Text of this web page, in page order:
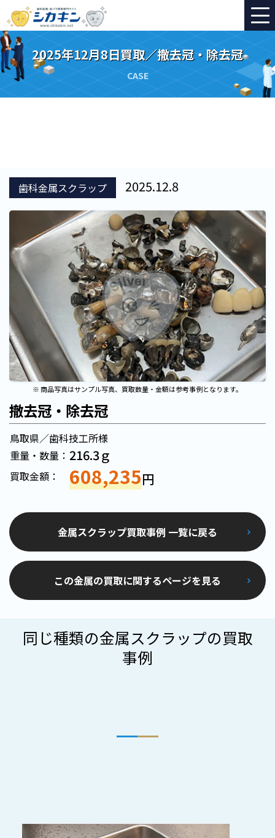
2025年12月8日買取／撤去冠・除去冠
CASE
歯科金属スクラップ 2025.12.8
※ 商品写真はサンプル写真、買取数量・金額は参考事例となります。
撤去冠・除去冠
鳥取県／歯科技工所様
重量・数量： 216.3ｇ
買取金額： 608,235円
金属スクラップ買取事例 一覧に戻る
この金属の買取に関するページを見る
同じ種類の金属スクラップの買取
事例